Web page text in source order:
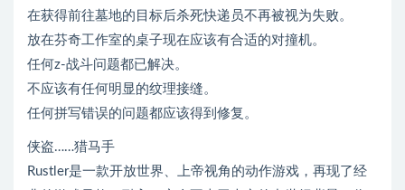
在获得前往墓地的目标后杀死快递员不再被视为失败。
放在芬奇工作室的桌子现在应该有合适的对撞机。
任何z-战斗问题都已解决。
不应该有任何明显的纹理接缝。
任何拼写错误的问题都应该得到修复。
侠盗……猎马手
Rustler是一款开放世界、上帝视角的动作游戏，再现了经